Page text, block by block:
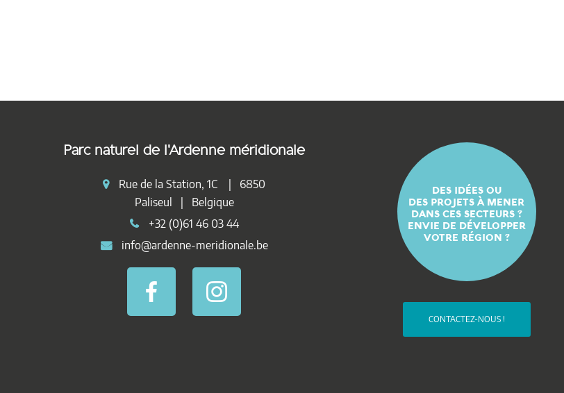
Parc naturel de l'Ardenne méridionale
Rue de la Station, 1C | 6850
Paliseul | Belgique
+32 (0)61 46 03 44
info@ardenne-meridionale.be
DES IDÉES OU
DES PROJETS À MENER
DANS CES SECTEURS ?
ENVIE DE DÉVELOPPER
VOTRE RÉGION ?
CONTACTEZ-NOUS !